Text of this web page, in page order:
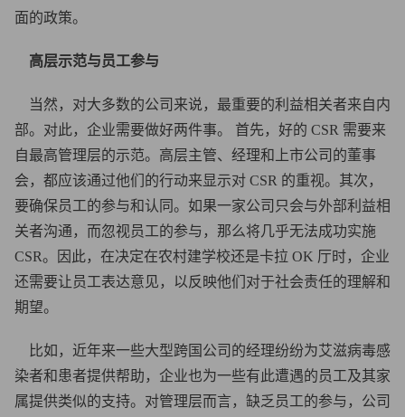
面的政策。
高层示范与员工参与
当然，对大多数的公司来说，最重要的利益相关者来自内
部。对此，企业需要做好两件事。 首先，好的 CSR 需要来
自最高管理层的示范。高层主管、经理和上市公司的董事
会，都应该通过他们的行动来显示对 CSR 的重视。其次，
要确保员工的参与和认同。如果一家公司只会与外部利益相
关者沟通，而忽视员工的参与，那么将几乎无法成功实施
CSR。因此，在决定在农村建学校还是卡拉 OK 厅时，企业
还需要让员工表达意见，以反映他们对于社会责任的理解和
期望。
比如，近年来一些大型跨国公司的经理纷纷为艾滋病毒感
染者和患者提供帮助，企业也为一些有此遭遇的员工及其家
属提供类似的支持。对管理层而言，缺乏员工的参与，公司